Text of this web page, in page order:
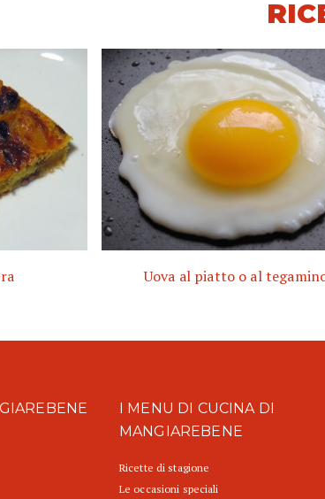
Uova al piatto o al
I MENU DI CUCINA DI
MANGIAREBENE
Ricette di stagione
Le occasioni speciali